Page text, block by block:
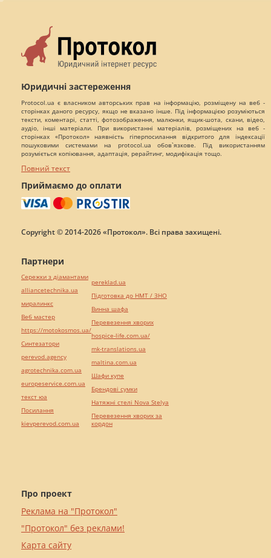
Юридичні застереження
Protocol.ua є власником авторських прав на інформацію, розміщену на веб -
сторінках даного ресурсу, якщо не вказано інше. Під інформацією розуміються
тексти, коментарі, статті, фотозображення, малюнки, ящик-шота, скани, відео,
аудіо, інші матеріали. При використанні матеріалів, розміщених на веб -
сторінках «Протокол» наявність гіперпосилання відкритого для індексації
пошуковими системами на protocol.ua обов`язкове. Під використанням
розуміється копіювання, адаптація, рерайтинг, модифікація тощо.
Повний текст
Приймаємо до оплати
Copyright © 2014-2026 «Протокол». Всі права захищені.
Про проект
Реклама на "Протокол"
"Протокол" без реклами!
Карта сайту
Партнери
Сережки з діамантами
alliancetechnika.ua
миралинкс
Веб мастер
https://motokosmos.ua/
Синтезатори
perevod.agency
agrotechnika.com.ua
europeservice.com.ua
текст юа
Посилання
kievperevod.com.ua
pereklad.ua
Підготовка до НМТ / ЗНО
Винна шафа
Перевезення хворих
hospice-life.com.ua/
mk-translations.ua
maltina.com.ua
Шафи купе
Брендові сумки
Натяжні стелі Nova Stelya
Перевезення хворих за
кордон